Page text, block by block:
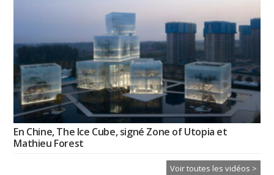
En Chine, The Ice Cube, signé Zone of Utopia et
Mathieu Forest
Voir toutes les vidéos >